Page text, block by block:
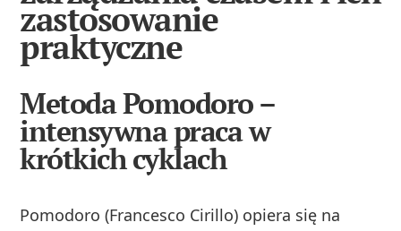
zastosowanie
praktyczne
Metoda Pomodoro –
intensywna praca w
krótkich cyklach
Pomodoro (Francesco Cirillo) opiera się na